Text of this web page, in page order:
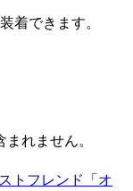
着できます。
れません。
トフレンド「オ